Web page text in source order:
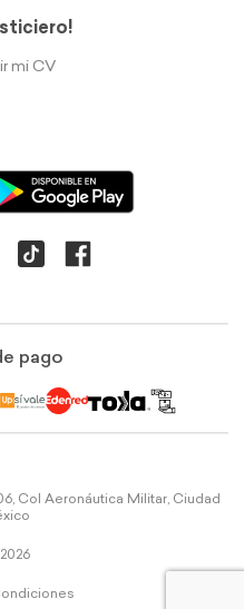
mi CV
pago
Col Aeronáutica Militar, Ciudad